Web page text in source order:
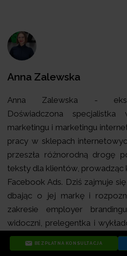
Anna Zalewska
Anna Zalewska -
Doświadczona
marketingu i marketingu
pracy w sklepach
przeszła różnorodną drogę
teksty dla klientów, prowadząc
Facebook Ads. Dziś zajmuje
dbając o jej markę i
zakresie employer
widoczni, prelegentka i
wyższych. W pracy najbardziej
realizowane z zespołem
BEZPŁATNA KONSULTACJA